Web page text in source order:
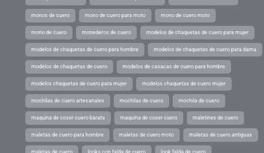
monos de cuero mono de cuero para moto mono de cuero moto
mono de cuero monederos de cuero modelos de chaquetas de cuero para mujer
modelos de chaquetas de cuero para hombre modelos de chaquetas de cuero para dama
modelos de chaquetas de cuero modelos de casacas de cuero para hombre
modelos chaquetas de cuero para mujer modelos chaquetas de cuero mujer
mochilas de cuero artesanales mochilas de cuero mochila de cuero
maquina de coser cuero barata maquina de coser cuero maletines de cuero
maletas de cuero para hombre maletas de cuero moto maletas de cuero antiguas
maletas de cuero looks con falda de cuero look falda de cuero